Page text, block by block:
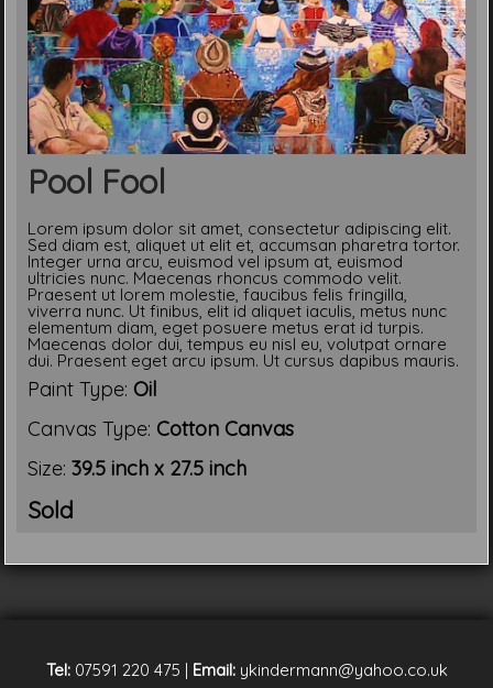
Pool Fool
Lorem ipsum dolor sit amet, consectetur adipiscing elit.
Sed diam est, aliquet ut elit et, accumsan pharetra tortor.
Integer urna arcu, euismod vel ipsum at, euismod
ultricies nunc. Maecenas rhoncus commodo velit.
Praesent ut lorem molestie, faucibus felis fringilla,
viverra nunc. Ut finibus, elit id aliquet iaculis, metus nunc
elementum diam, eget posuere metus erat id turpis.
Maecenas dolor dui, tempus eu nisl eu, volutpat ornare
dui. Praesent eget arcu ipsum. Ut cursus dapibus mauris.
Paint Type: Oil
Canvas Type: Cotton Canvas
Size:39.5 inch x 27.5 inch
Sold
Tel: 07591 220 475 | Email:ykindermann@yahoo.co.uk